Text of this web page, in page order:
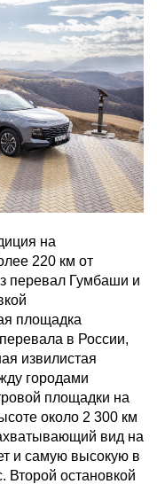
на
220 км от
перевал Гумбаши и
площадка
в России,
извилистая
городами
площадки на
около 2 300 км
вид на
и самую высокую в
Второй остановкой